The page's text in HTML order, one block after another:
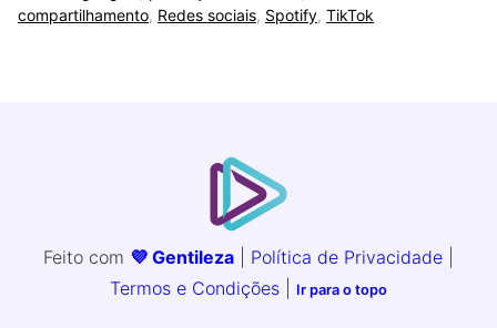
compartilhamento, Redes sociais, Spotify, TikTok
Feito com 💜 Gentileza Política de Privacidade
Termos e Condições
Ir para o topo